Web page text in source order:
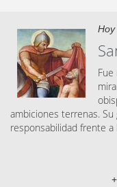
Hoy
ambiciones terrenas.
responsabilidad frente
+